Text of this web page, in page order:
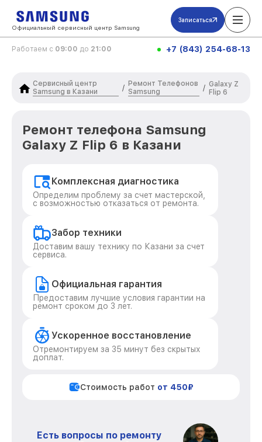
Официальный сервисный центр Samsung
Записаться
Работаем с 09:00 до 21:00 +7 (843) 254-68-13
Сервисный центр
Samsung в Казани
/
Ремонт Телефонов
Samsung
/ Galaxy Z
Flip 6
Ремонт телефона Samsung
Galaxy Z Flip 6 в Казани
Комплексная диагностика
Определим проблему за счет мастерской,
с возможностью отказаться от ремонта.
Забор техники
Доставим вашу технику по Казани за счет
сервиса.
Официальная гарантия
Предоставим лучшие условия гарантии на
ремонт сроком до 3 лет.
Ускоренное восстановление
Отремонтируем за 35 минут без скрытых
доплат.
Стоимость работ от 450₽
Есть вопросы по ремонту